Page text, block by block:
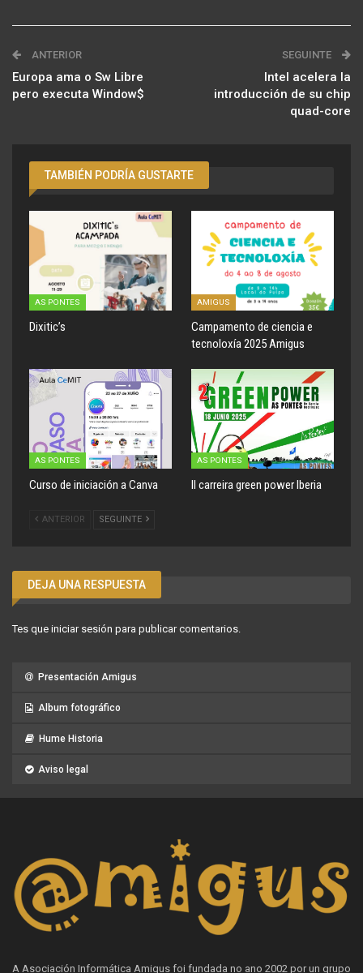
ANTERIOR
Europa ama o Sw Libre
pero executa Window$
SEGUINTE
Intel acelera la
introducción de su chip
quad-core
TAMBIÉN PODRÍA GUSTARTE
AS PONTES
Dixitic’s
AMIGUS
Campamento de ciencia e
tecnoloxía 2025 Amigus
AS PONTES
Curso de iniciación a Canva
AS PONTES
II carreira green power Iberia
ANTERIOR SEGUINTE
DEJA UNA RESPUESTA
Tes que iniciar sesión para publicar comentarios.
Presentación Amigus
Album fotográfico
Hume Historia
Aviso legal
A Asociación Informática Amigus foi fundada no ano 2002 por un grupo